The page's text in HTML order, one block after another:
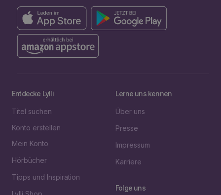
Entdecke Lylli
Titel suchen
Konto erstellen
Mein Konto
Hörbücher
Tipps und Inspiration
Lerne uns kennen
Über uns
Presse
Impressum
Karriere
Folge uns